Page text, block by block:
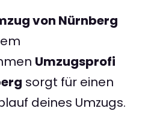
von Nürnberg
Umzugsprofi
sorgt für einen
deines Umzugs.